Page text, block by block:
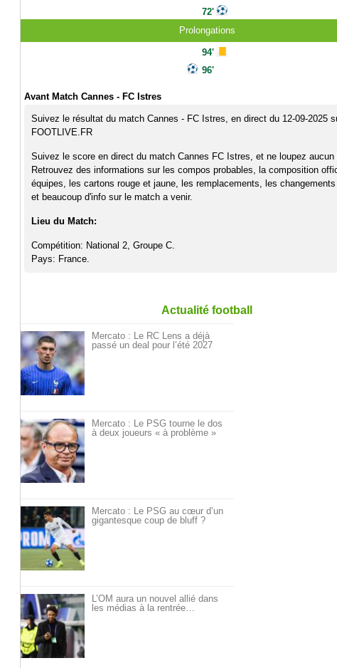
72'
Prolongations
94'
96'
Avant Match Cannes - FC Istres
Suivez le résultat du match Cannes - FC Istres, en direct du 12-09-2025
FOOTLIVE.FR
Suivez le score en direct du match Cannes FC Istres, et ne loupez aucun
Retrouvez des informations sur les compos probables, la composition
équipes, les cartons rouge et jaune, les remplacements, les changements
et beaucoup d'info sur le match a venir.
Lieu du Match:
Compétition: National 2, Groupe C.
Pays: France.
Actualité football
Mercato : Le RC Lens a déjà
passé un deal pour l’été 2027
Mercato : Le PSG tourne le dos
à deux joueurs « à problème »
Mercato : Le PSG au cœur d’un
gigantesque coup de bluff ?
L’OM aura un nouvel allié dans
les médias à la rentrée…